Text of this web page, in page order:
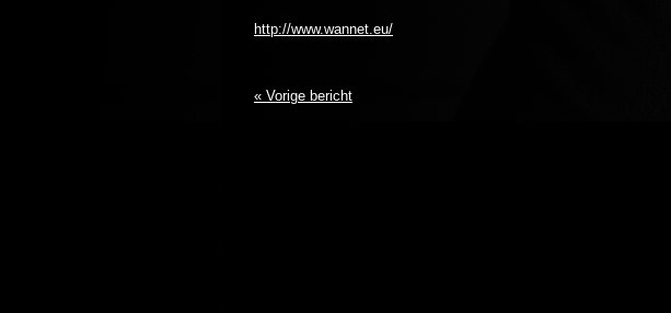
http://www.wannet.eu/
« Vorige bericht